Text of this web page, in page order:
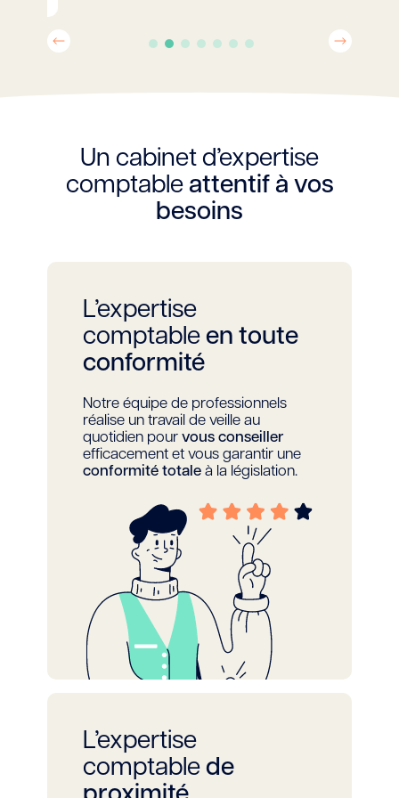
Formalités administratives
Précédent Suivant
Un cabinet d’expertise
comptable attentif à vos
besoins
L’expertise
comptable en toute
conformité
Notre équipe de professionnels
réalise un travail de veille au
quotidien pour vous conseiller
efficacement et vous garantir une
conformité totale à la législation.
L’expertise
comptable de